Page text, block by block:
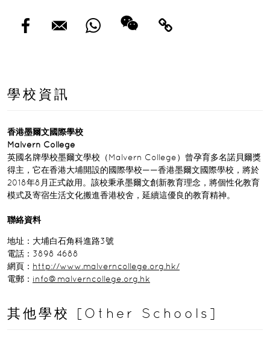
學校資訊
香港墨爾文國際學校
Malvern College
英國名牌學校墨爾文學校（Malvern College）曾孕育多名諾貝爾獎
得主，它在香港大埔開設的國際學校——香港墨爾文國際學校，將於
2018年8月正式啟用。該校秉承墨爾文創新教育理念，將個性化教育
模式及寄宿生活文化搬進香港校舍，延續這優良的教育精神。
聯絡資料
地址：大埔白石角科進路3號
電話：3898 4688
網頁： http://www.malverncollege.org.hk/
電郵： info@malverncollege.org.hk
其他學校 [Other Schools]